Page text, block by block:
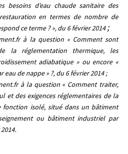
besoins d’eau chaude sanitaire des
en termes de nombre de
ce terme ? », du 6 février 2014;
à la question « Comment sont
la réglementation thermique, les
adiabatique » ou encore «
de nappe » ?, du 6 février 2014 ;
à la question « Comment traiter,
et des exigences réglementaires de la
fonction isolé, situé dans un bâtiment
ou bâtiment industriel par